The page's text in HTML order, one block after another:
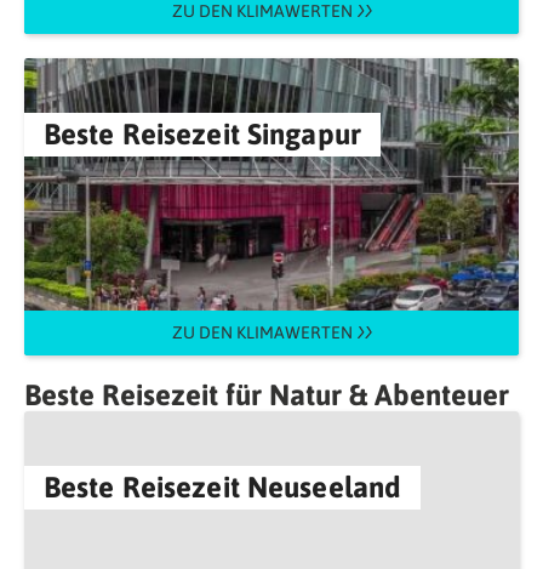
ZU DEN KLIMAWERTEN
Beste Reisezeit Singapur
ZU DEN KLIMAWERTEN
Beste Reisezeit für Natur & Abenteuer
Beste Reisezeit Neuseeland